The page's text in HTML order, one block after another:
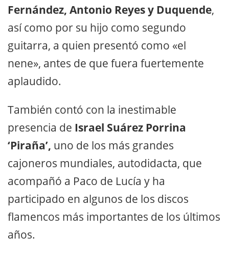
Fernández, Antonio Reyes y Duquende,
así como por su hijo como segundo
guitarra, a quien presentó como «el
nene», antes de que fuera fuertemente
aplaudido.
También contó con la inestimable
presencia de Israel Suárez Porrina
‘Piraña’, uno de los más grandes
cajoneros mundiales, autodidacta, que
acompañó a Paco de Lucía y ha
participado en algunos de los discos
flamencos más importantes de los últimos
años.